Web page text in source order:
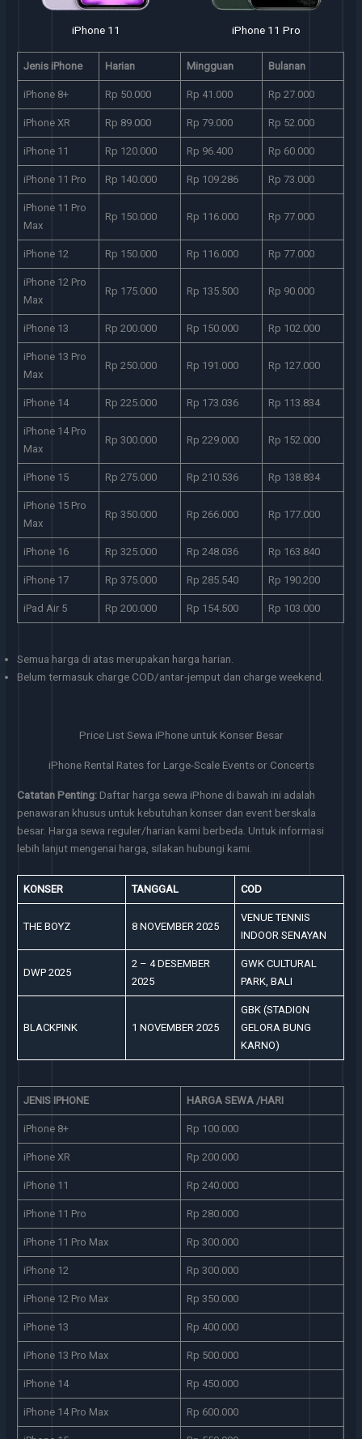
iPhone 11 Pro iPhone 12
Jenis iPhone Harian Mingguan Bulanan
iPhone 8+ Rp 50.000 Rp 41.000 Rp 27.000
iPhone XR Rp 89.000 Rp 79.000 Rp 52.000
iPhone 11 Rp 120.000 Rp 96.400 Rp 60.000
iPhone 11 Pro Rp 140.000 Rp 109.286 Rp 73.000
iPhone 11 Pro
Max
Rp 150.000 Rp 116.000 Rp 77.000
iPhone 12 Rp 150.000 Rp 116.000 Rp 77.000
iPhone 12 Pro
Max
Rp 175.000 Rp 135.500 Rp 90.000
iPhone 13 Rp 200.000 Rp 150.000 Rp 102.000
iPhone 13 Pro
Max
Rp 250.000 Rp 191.000 Rp 127.000
iPhone 14 Rp 225.000 Rp 173.036 Rp 113.834
iPhone 14 Pro
Max
Rp 300.000 Rp 229.000 Rp 152.000
iPhone 15 Rp 275.000 Rp 210.536 Rp 138.834
iPhone 15 Pro
Max
Rp 350.000 Rp 266.000 Rp 177.000
iPhone 16 Rp 325.000 Rp 248.036 Rp 163.840
iPhone 17 Rp 375.000 Rp 285.540 Rp 190.200
iPad Air 5 Rp 200.000 Rp 154.500 Rp 103.000
Semua harga di atas merupakan harga harian.
Belum termasuk charge COD/antar-jemput dan charge weekend.
Price List Sewa iPhone untuk Konser Besar
iPhone Rental Rates for Large-Scale Events or Concerts
Catatan Penting: Daftar harga sewa iPhone di bawah ini adalah
penawaran khusus untuk kebutuhan konser dan event berskala
besar. Harga sewa reguler/harian kami berbeda. Untuk informasi
lebih lanjut mengenai harga, silakan hubungi kami.
KONSER TANGGAL COD
THE BOYZ 8 NOVEMBER 2025
VENUE TENNIS
INDOOR SENAYAN
DWP 2025
2 – 4 DESEMBER
2025
GWK CULTURAL
PARK, BALI
BLACKPINK 1 NOVEMBER 2025
GBK (STADION
GELORA BUNG
KARNO)
JENIS IPHONE HARGA SEWA /HARI
iPhone 8+ Rp 100.000
iPhone XR Rp 200.000
iPhone 11 Rp 240.000
iPhone 11 Pro Rp 280.000
iPhone 11 Pro Max Rp 300.000
iPhone 12 Rp 300.000
iPhone 12 Pro Max Rp 350.000
iPhone 13 Rp 400.000
iPhone 13 Pro Max Rp 500.000
iPhone 14 Rp 450.000
iPhone 14 Pro Max Rp 600.000